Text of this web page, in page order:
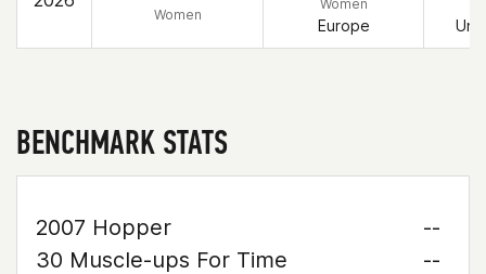
Women
Women
Europe
BENCHMARK STATS
2007 Hopper
--
30 Muscle-ups For Time
--